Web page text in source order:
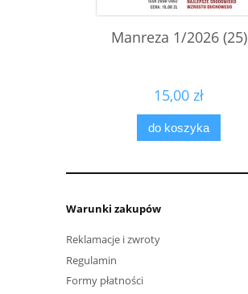
Manreza 1/2026 (25)
15,00 zł
do koszyka
Warunki zakupów
Reklamacje i zwroty
Regulamin
Formy płatności